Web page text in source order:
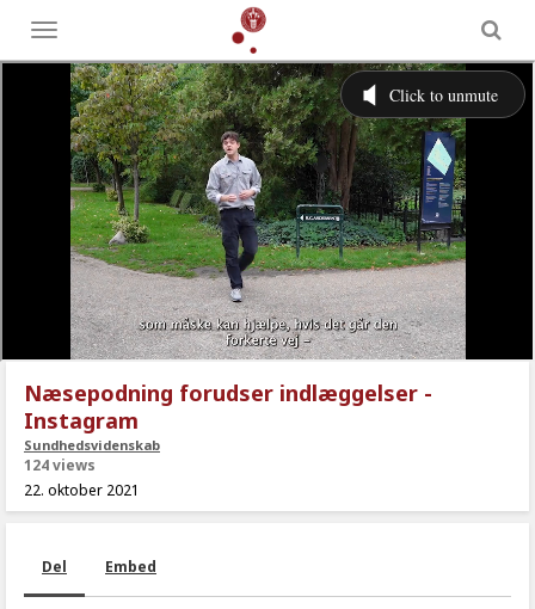
Toggle
menu
Næsepodning forudser indlæggelser -
Instagram
Sundhedsvidenskab
124 views
22. oktober 2021
Del Embed